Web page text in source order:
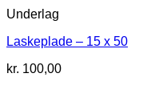
Underlag
Laskeplade – 15 x 50
kr. 100,00